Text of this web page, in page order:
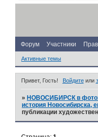
Форум Участники
Активные темы
Привет, Гость! Войдитеили
» НОВОСИБИРСК в
история Новосибирска,
публикации